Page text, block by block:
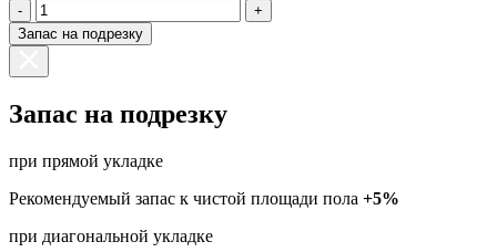
-
+
Запас на подрезку
Запас на подрезку
при прямой укладке
Рекомендуемый запас к чистой площади пола +5%
при диагональной укладке